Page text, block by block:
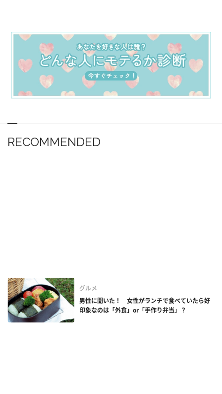
RECOMMENDED
グルメ
男性に聞いた！ 女性がランチで食べていたら好
印象なのは「外食」or「手作り弁当」？